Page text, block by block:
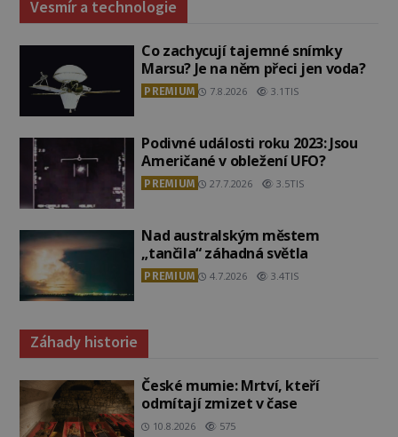
Vesmír a technologie
Co zachycují tajemné snímky
Marsu? Je na něm přeci jen voda?
PREMIUM 7.8.2026 3.1TIS
Podivné události roku 2023: Jsou
Američané v obležení UFO?
PREMIUM 27.7.2026 3.5TIS
Nad australským městem
„tančila“ záhadná světla
PREMIUM 4.7.2026 3.4TIS
Záhady historie
České mumie: Mrtví, kteří
odmítají zmizet v čase
10.8.2026 575